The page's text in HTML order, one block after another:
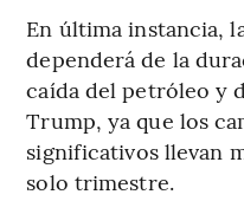
En última instancia,
dependerá de la
caída del petróleo y
Trump, ya que los
significativos llevan
solo trimestre.